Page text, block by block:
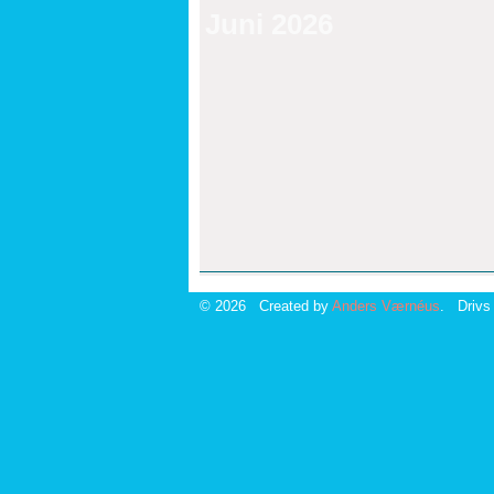
© 2026 Created by Anders Værnéus . Drivs